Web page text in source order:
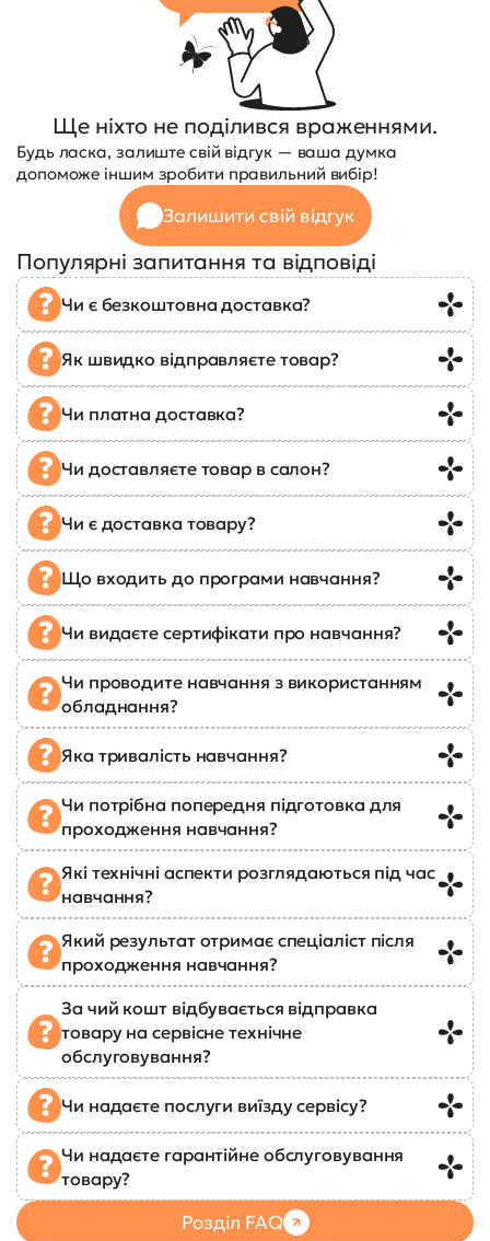
Ще ніхто не поділився враженнями.
Будь ласка, залиште свій відгук — ваша думка
допоможе іншим зробити правильний вибір!
Залишити свій відгук
Популярні запитання та відповіді
Чи є безкоштовна доставка?
Як швидко відправляєте товар?
Чи платна доставка?
Чи доставляєте товар в салон?
Чи є доставка товару?
Що входить до програми навчання?
Чи видаєте сертифікати про навчання?
Чи проводите навчання з використанням
обладнання?
Яка тривалість навчання?
Чи потрібна попередня підготовка для
проходження навчання?
Які технічні аспекти розглядаються під час
навчання?
Який результат отримає спеціаліст після
проходження навчання?
За чий кошт відбувається відправка
товару на сервісне технічне
обслуговування?
Чи надаєте послуги виїзду сервісу?
Чи надаєте гарантійне обслуговування
товару?
Розділ FAQ